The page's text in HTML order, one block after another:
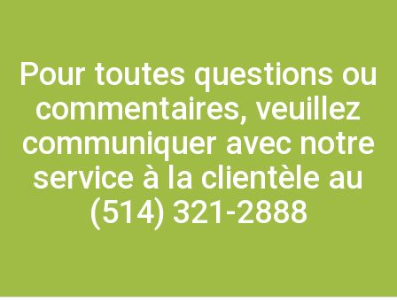
Pour toutes questions ou
commentaires, veuillez
communiquer avec notre
service à la clientèle au
(514) 321-2888